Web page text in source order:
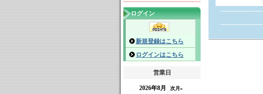
ログイン
新規登録はこちら
ログインはこちら
営業日
2026年8月 次月»